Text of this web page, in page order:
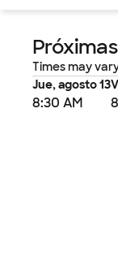
Times may
Jue, agosto 13
8:30 AM